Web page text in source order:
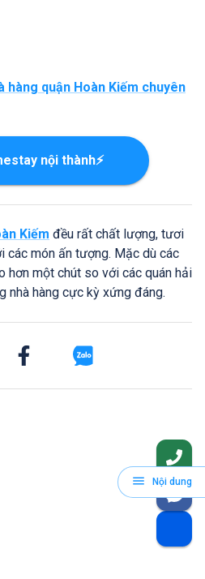
hàng quận Hoàn Kiếm chuyên
nội thành⚡
Kiếm đều rất chất lượng, tươi
các món ấn tượng. Mặc dù các
hơn một chút so với các quán hải
nhà hàng cực kỳ xứng đáng.
Nội dung